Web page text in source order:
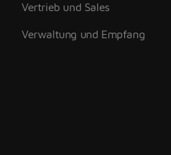
Vertrieb und Sales
Verwaltung und Empfang